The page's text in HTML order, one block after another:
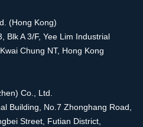
(Hong Kong)
Blk A 3/F, Yee Lim Industrial
Chung NT, Hong Kong
Co., Ltd.
Building, No.7 Zhonghang Road,
Street, Futian District,